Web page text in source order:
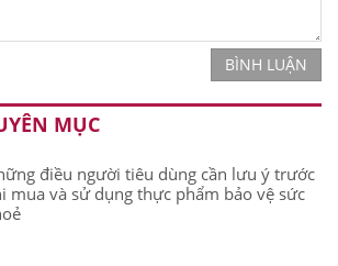
BÌNH LUẬN
MỤC
điều người tiêu dùng cần lưu ý trước
mua và sử dụng thực phẩm bảo vệ sức